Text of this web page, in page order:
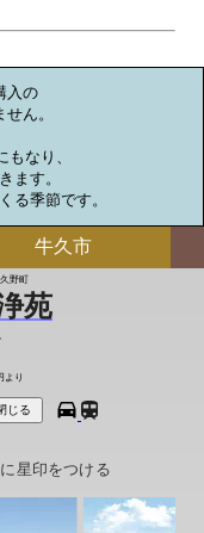
入の
ん。
なり、
ます。
る季節です。
牛久市
野町
苑
より
じる
星印をつける